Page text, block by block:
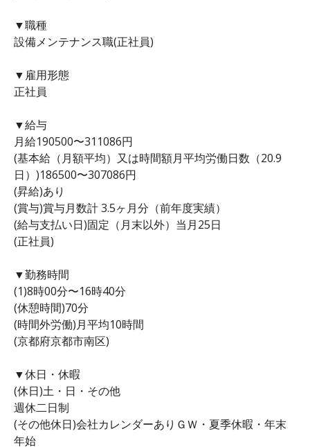
▼職種
設備メンテナンス職(正社員)
▼雇用形態
正社員
▼給与
月給190500〜311086円
(基本給（月額平均）又は時間額月平均労働日数（20.9
日）)186500〜307086円
(昇給)あり
(賞与)賞与月数計 3.5ヶ月分（前年度実績）
(給与支払い日)固定（月末以外）当月25日
(正社員)
▼勤務時間
(1)8時00分〜16時40分
(休憩時間)70分
(時間外労働)月平均10時間
(京都府京都市南区)
▼休日・休暇
(休日)土・日・その他
週休二日制
(その他休日)会社カレンダーありＧＷ・夏季休暇・年末
年始